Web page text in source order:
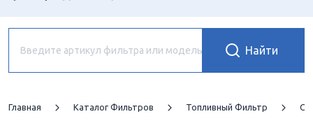
Главная Каталог Фильтров Топливный Фильтр